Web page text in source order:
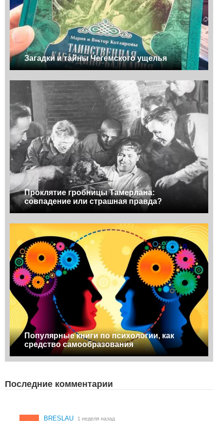
Загадки и тайны Чегемского ущелья
Проклятие гробницы Тамерлана:
совпадение или страшная правда?
Популярные книги по психологии, как
средство самообразования
Последние комментарии
BRESLAU 1 неделя назад